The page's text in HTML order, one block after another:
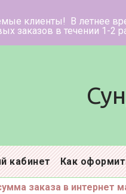
время
1-2
кабинет Как
заказа в интернет